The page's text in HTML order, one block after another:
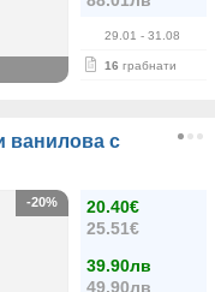
29.01 - 31.08
16 грабнати
ванилова с
20.40€
25.51€
39.90лв
49.90лв
-20%